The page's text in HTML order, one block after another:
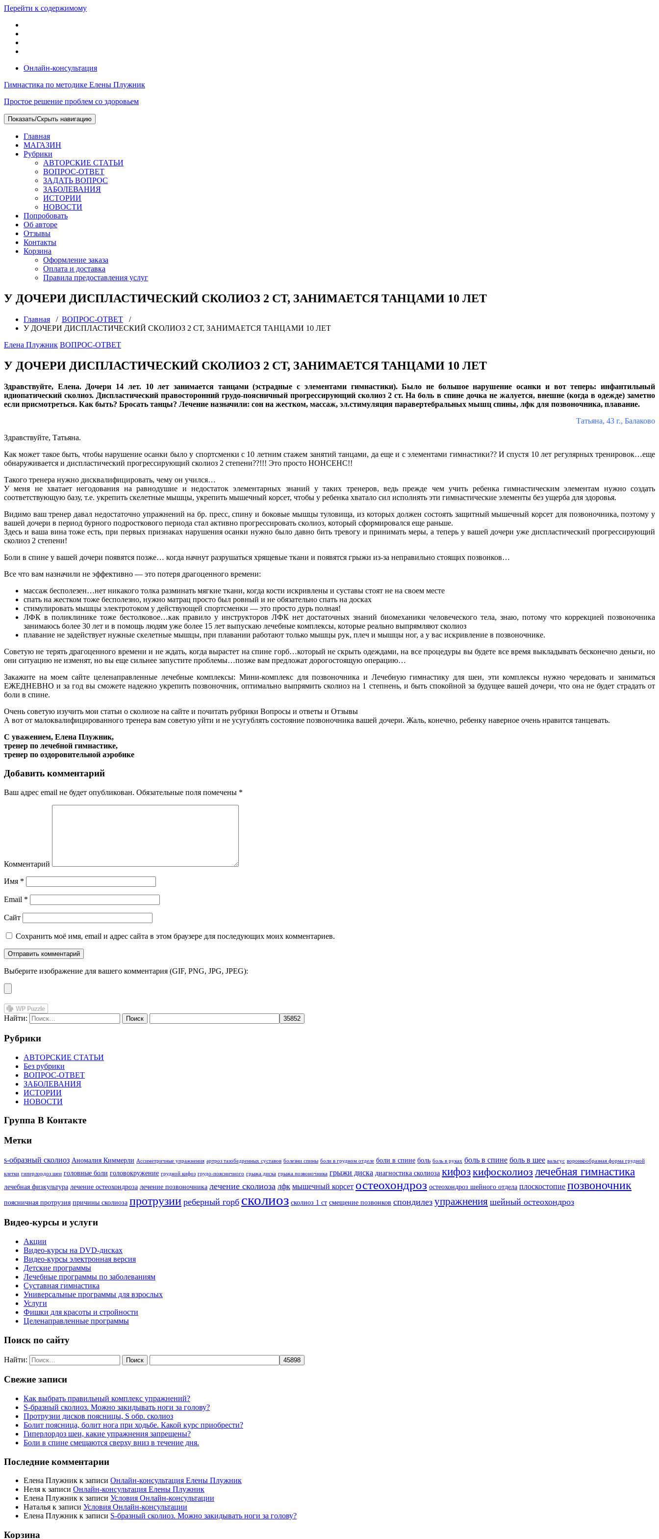
Перейти к содержимому
Онлайн-консультация
Гимнастика по методике Елены Плужник
Простое решение проблем со здоровьем
Показать/Скрыть навигацию
Главная
МАГАЗИН
Рубрики
АВТОРСКИЕ СТАТЬИ
ВОПРОС-ОТВЕТ
ЗАДАТЬ ВОПРОС
ЗАБОЛЕВАНИЯ
ИСТОРИИ
НОВОСТИ
Попробовать
Об авторе
Отзывы
Контакты
Корзина
Оформление заказа
Оплата и доставка
Правила предоставления услуг
У ДОЧЕРИ ДИСПЛАСТИЧЕСКИЙ СКОЛИОЗ 2 СТ, ЗАНИМАЕТСЯ ТАНЦАМИ 10 ЛЕТ
Главная / ВОПРОС-ОТВЕТ /
У ДОЧЕРИ ДИСПЛАСТИЧЕСКИЙ СКОЛИОЗ 2 СТ, ЗАНИМАЕТСЯ ТАНЦАМИ 10 ЛЕТ
Елена Плужник ВОПРОС-ОТВЕТ
У ДОЧЕРИ ДИСПЛАСТИЧЕСКИЙ СКОЛИОЗ 2 СТ, ЗАНИМАЕТСЯ ТАНЦАМИ 10 ЛЕТ
Здравствуйте, Елена. Дочери 14 лет. 10 лет занимается танцами (эстрадные с элементами гимнастики). Было не большое нарушение осанки и вот теперь: инфантильный
идиопатический сколиоз. Диспластический правосторонний грудо-поясничный прогрессирующий сколиоз 2 ст. На боль в спине дочка не жалуется, внешне (когда в одежде) заметно
если присмотреться. Как быть? Бросать танцы? Лечение назначили: сон на жестком, массаж, эл.стимуляция паравертебральных мышц спины, лфк для позвоночника, плавание.
Татьяна, 43 г., Балаково
Здравствуйте, Татьяна.
Как может такое быть, чтобы нарушение осанки было у спортсменки с 10 летним стажем занятий танцами, да еще и с элементами гимнастики?? И спустя 10 лет регулярных тренировок…еще
обнаруживается и диспластический прогрессирующий сколиоз 2 степени??!!! Это просто НОНСЕНС!!
Такого тренера нужно дисквалифицировать, чему он учился…
У меня не хватает негодования на равнодушие и недостаток элементарных знаний у таких тренеров, ведь прежде чем учить ребенка гимнастическим элементам нужно создать
соответствующую базу, т.е. укрепить скелетные мышцы, укрепить мышечный корсет, чтобы у ребенка хватало сил исполнять эти гимнастические элементы без ущерба для здоровья.
Видимо ваш тренер давал недостаточно упражнений на бр. пресс, спину и боковые мышцы туловища, из которых должен состоять защитный мышечный корсет для позвоночника, поэтому у
вашей дочери в период бурного подросткового периода стал активно прогрессировать сколиоз, который сформировался еще раньше.
Здесь и ваша вина тоже есть, при первых признаках нарушения осанки нужно было давно бить тревогу и принимать меры, а теперь у вашей дочери уже диспластический прогрессирующий
сколиоз 2 степени!
Боли в спине у вашей дочери появятся позже… когда начнут разрушаться хрящевые ткани и появятся грыжи из-за неправильно стоящих позвонков…
Все что вам назначили не эффективно — это потеря драгоценного времени:
массаж бесполезен…нет никакого толка разминать мягкие ткани, когда кости искривлены и суставы стоят не на своем месте
спать на жестком тоже бесполезно, нужно матрац просто был ровный и не обязательно спать на досках
стимулировать мышцы электротоком у действующей спортсменки — это просто дурь полная!
ЛФК в поликлинике тоже бестолковое…как правило у инструкторов ЛФК нет достаточных знаний биомеханики человеческого тела, знаю, потому что коррекцией позвоночника
занимаюсь более 30 лет и в помощь людям уже более 15 лет выпускаю лечебные комплексы, которые реально выпрямляют сколиоз
плавание не задействует нужные скелетные мышцы, при плавании работают только мышцы рук, плеч и мышцы ног, а у вас искривление в позвоночнике.
Советую не терять драгоценного времени и не ждать, когда вырастет на спине горб…который не скрыть одеждами, на все процедуры вы будете все время выкладывать бесконечно деньги, но
они ситуацию не изменят, но вы еще сильнее запустите проблемы…позже вам предложат дорогостоящую операцию…
Закажите на моем сайте целенаправленные лечебные комплексы: Мини-комплекс для позвоночника и Лечебную гимнастику для шеи, эти комплексы нужно чередовать и заниматься
ЕЖЕДНЕВНО и за год вы сможете надежно укрепить позвоночник, оптимально выпрямить сколиоз на 1 степнень, и быть спокойной за будущее вашей дочери, что она не будет страдать от
боли в спине.
Очень советую изучить мои статьи о сколиозе на сайте и почитать рубрики Вопросы и ответы и Отзывы
А вот от малоквалифицированного тренера вам советую уйти и не усугублять состояние позвоночника вашей дочери. Жаль, конечно, ребенку наверное очень нравится танцевать.
С уважением, Елена Плужник,
тренер по лечебной гимнастике,
тренер по оздоровительной аэробике
Добавить комментарий
Ваш адрес email не будет опубликован. Обязательные поля помечены *
Комментарий
Имя *
Email *
Сайт
Сохранить моё имя, email и адрес сайта в этом браузере для последующих моих комментариев.
Выберите изображение для вашего комментария (GIF, PNG, JPG, JPEG):
Найти:
Рубрики
АВТОРСКИЕ СТАТЬИ
Без рубрики
ВОПРОС-ОТВЕТ
ЗАБОЛЕВАНИЯ
ИСТОРИИ
НОВОСТИ
Группа В Контакте
Метки
s-образный сколиоз Аномалия Киммерли Ассиметричные упражнения артроз тазобедренных суставов болезни спины боли в грудном отделе боли в спине боль боль в руках боль в спине боль в шее вальгус воронкообразная форма грудной
клетки гиперлордоз шеи головные боли головокружение грудной кифоз грудо-поясничного грыжа диска грыжа позвоночника грыжи диска диагностика сколиоза кифозкифосколиоз лечебная гимнастика
лечебная физкультура лечение остеохондроза лечение позвоночника лечение сколиоза лфк мышечный корсет остеохондроз остеохондроз шейного отдела плоскостопие позвоночник
поясничная протрузия причины сколиоза протрузии реберный горб сколиоз сколиоз 1 ст смещение позвонков спондилез упражнения шейный остеохондроз
Видео-курсы и услуги
Акции
Видео-курсы на DVD-дисках
Видео-курсы электронная версия
Детские программы
Лечебные программы по заболеваниям
Суставная гимнастика
Универсальные программы для взрослых
Услуги
Фишки для красоты и стройности
Целенаправленные программы
Поиск по сайту
Найти:
Свежие записи
Как выбрать правильный комплекс упражнений?
S-бразный сколиоз. Можно закидывать ноги за голову?
Протрузии дисков поясницы, S обр. сколиоз
Болит поясница, болит нога при ходьбе. Какой курс приобрести?
Гиперлордоз шеи, какие упражнения запрещены?
Боли в спине смещаются сверху вниз в течение дня.
Последние комментарии
Елена Плужник к записи Онлайн-консультация Елены Плужник
Неля к записи Онлайн-консультация Елены Плужник
Елена Плужник к записи Условия Онлайн-консультации
Наталья к записи Условия Онлайн-консультации
Елена Плужник к записи S-бразный сколиоз. Можно закидывать ноги за голову?
Корзина